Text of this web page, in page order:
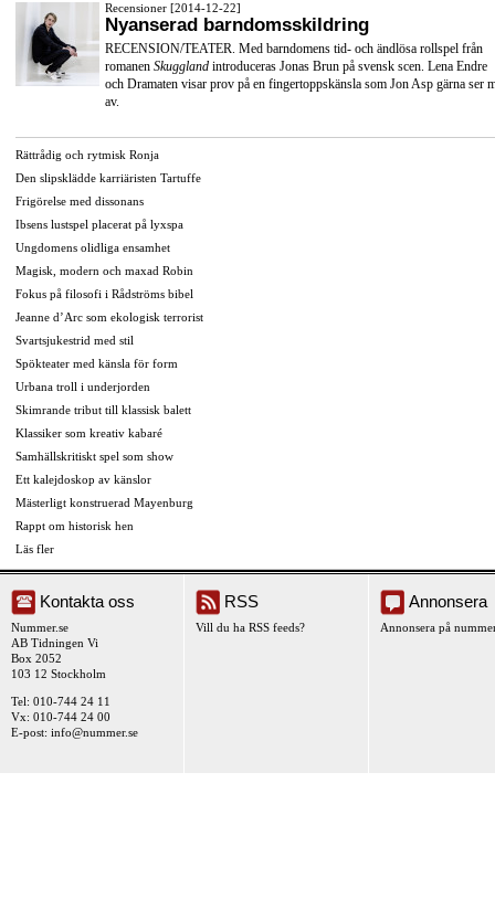
Recensioner [2014-12-22]
Nyanserad barndomsskildring
RECENSION/TEATER. Med barndomens tid- och ändlösa rollspel från
romanen Skuggland introduceras Jonas Brun på svensk scen. Lena Endre
och Dramaten visar prov på en fingertoppskänsla som Jon Asp gärna ser
av.
Rättrådig och rytmisk Ronja
Den slipsklädde karriäristen Tartuffe
Frigörelse med dissonans
Ibsens lustspel placerat på lyxspa
Ungdomens olidliga ensamhet
Magisk, modern och maxad Robin
Fokus på filosofi i Rådströms bibel
Jeanne d’Arc som ekologisk terrorist
Svartsjukestrid med stil
Spökteater med känsla för form
Urbana troll i underjorden
Skimrande tribut till klassisk balett
Klassiker som kreativ kabaré
Samhällskritiskt spel som show
Ett kalejdoskop av känslor
Mästerligt konstruerad Mayenburg
Rappt om historisk hen
Läs fler
Kontakta oss
Nummer.se
AB Tidningen Vi
Box 2052
103 12 Stockholm
Tel: 010-744 24 11
Vx: 010-744 24 00
E-post: info@nummer.se
RSS
Vill du ha RSS feeds?
Annonsera
Annonsera på